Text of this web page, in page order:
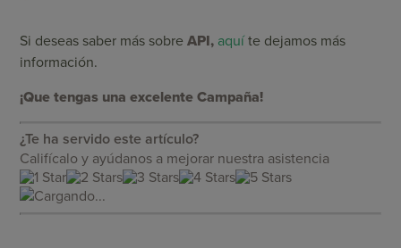
Si deseas saber más sobreAPI, aquí te dejamos más
información.
¡Que tengas una excelente Campaña!
¿Te ha servido este artículo?
Califícalo y ayúdanos a mejorar nuestra asistencia
Cargando...